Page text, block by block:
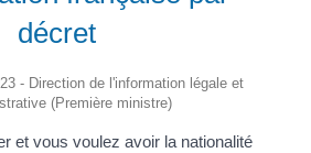
décret
- Direction de l'information légale et
(Première ministre)
et vous voulez avoir la nationalité